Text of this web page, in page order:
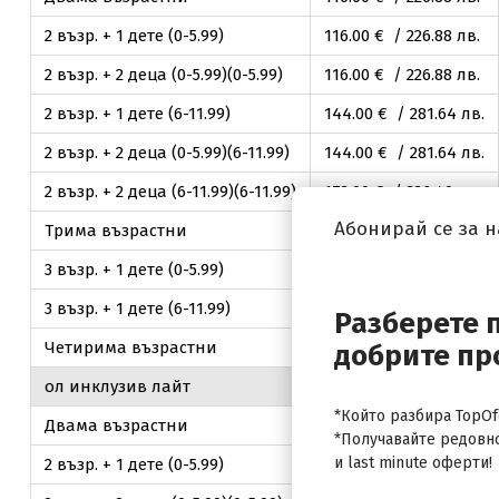
2 възр. + 1 дете (0-5.99)
116.00€ / 226.88лв.
2 възр. + 2 деца (0-5.99)(0-5.99)
116.00€ / 226.88лв.
2 възр. + 1 дете (6-11.99)
144.00€ / 281.64 лв.
2 възр. + 2 деца (0-5.99)(6-11.99)
144.00€ / 281.64 лв.
2 възр. + 2 деца (6-11.99)(6-11.99)
172.00€ / 336.40лв.
Трима възрастни
174.00€ / 340 .31 лв.
3 възр. + 1 дете (0-5.99)
3 възр. + 1 дете (6-11.99)
202 € / 395
Четирима възрастни
232.00€ / 453.75 лв.
ол инклузив лайт
Двама възрастни
132.00€ / 258.17лв.
2 възр. + 1 дете (0-5.99)
132 .00€ / 258 .17лв.
Абонирай се за
Разберете
добрите
*Който разбира
*Получавайте
и last minute оферти!